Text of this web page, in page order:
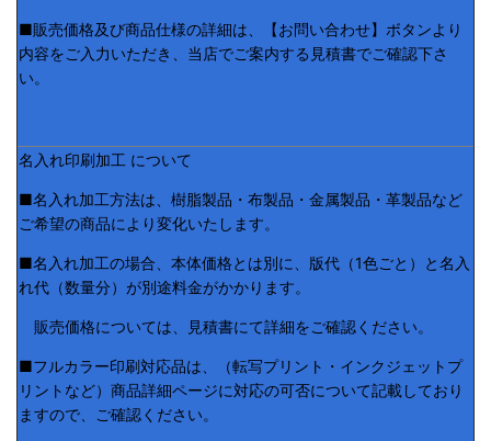
■販売価格及び商品仕様の詳細は、【お問い合わせ】ボタンより
内容をご入力いただき、当店でご案内する見積書でご確認下さ
い。
名入れ印刷加工 について
■名入れ加工方法は、樹脂製品・布製品・金属製品・革製品など
ご希望の商品により変化いたします。
■名入れ加工の場合、本体価格とは別に、版代（1色ごと）と名入
れ代（数量分）が別途料金がかかります。
販売価格については、見積書にて詳細をご確認ください。
■フルカラー印刷対応品は、（転写プリント・インクジェットプ
リントなど）商品詳細ページに対応の可否について記載しており
ますので、ご確認ください。